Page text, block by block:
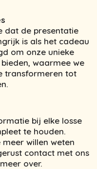
dat de presentatie
is als het cadeau
om onze unieke
waarmee we
transformeren tot
bij elke losse
te houden.
willen weten
contact met ons
over.